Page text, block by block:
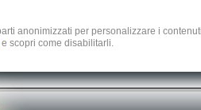
anonimizzati per personalizzare i
e scopri come disabilitarli.